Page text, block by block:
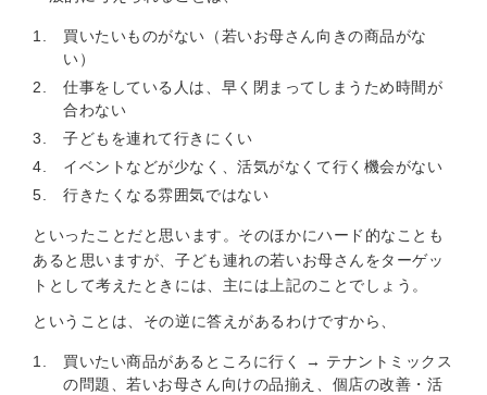
買いたいものがない（若いお母さん向きの商品がな
い）
仕事をしている人は、早く閉まってしまうため時間が
合わない
子どもを連れて行きにくい
イベントなどが少なく、活気がなくて行く機会がない
行きたくなる雰囲気ではない
といったことだと思います。そのほかにハード的なことも
あると思いますが、子ども連れの若いお母さんをターゲッ
トとして考えたときには、主には上記のことでしょう。
ということは、その逆に答えがあるわけですから、
買いたい商品があるところに行く → テナントミックス
の問題、若いお母さん向けの品揃え、個店の改善・活